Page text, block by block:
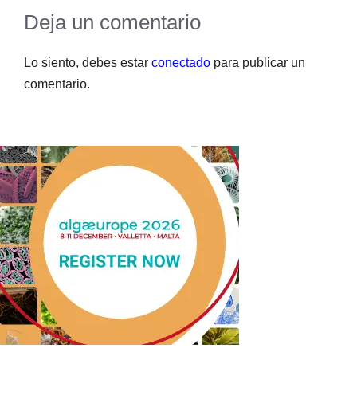
Deja un comentario
Lo siento, debes estar conectado para publicar un
comentario.